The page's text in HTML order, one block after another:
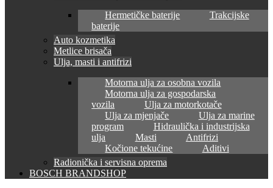
Hermetičke baterije
Trakcijske
baterije
Auto kozmetika
Metlice brisača
Ulja, masti i antifrizi
Motorna ulja za osobna vozila
Motorna ulja za gospodarska
vozila
Ulja za motorkotače
Ulja za mjenjače
Ulja za marine
program
Hidraulička i industrijska
ulja
Masti
Antifrizi
Kočione tekućine
Aditivi
Radionička i servisna oprema
BOSCH BRANDSHOP